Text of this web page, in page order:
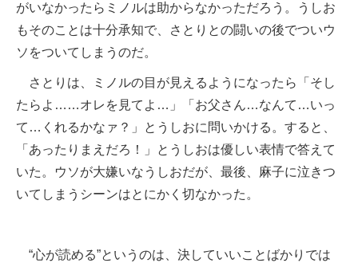
がいなかったらミノルは助からなかっただろう。うしお
もそのことは十分承知で、さとりとの闘いの後でついウ
ソをついてしまうのだ。
さとりは、ミノルの目が見えるようになったら「そし
たらよ……オレを見てよ…」「お父さん…なんて…いっ
て…くれるかなァ？」とうしおに問いかける。すると、
「あったりまえだろ！」とうしおは優しい表情で答えて
いた。ウソが大嫌いなうしおだが、最後、麻子に泣きつ
いてしまうシーンはとにかく切なかった。
“心が読める”というのは、決していいことばかりでは